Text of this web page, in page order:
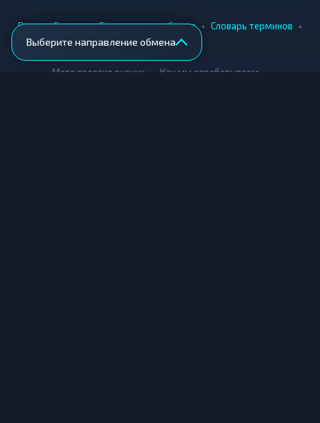
Выберите направление обмена
Вики • Города • Безопасность обмена • Словарь терминов •
AML-проверка
Методология оценки Как мы зарабатываем